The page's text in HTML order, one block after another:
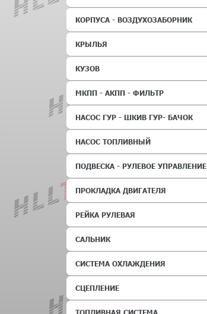
КОРПУСА - ВОЗДУХОЗАБОРНИК
КРЫЛЬЯ
КУЗОВ
МКПП - АКПП - ФИЛЬТР
НАСОС ГУР - ШКИВ ГУР- БАЧОК
НАСОС ТОПЛИВНЫЙ
ПОДВЕСКА - РУЛЕВОЕ УПРАВЛЕНИЕ
ПРОКЛАДКА ДВИГАТЕЛЯ
РЕЙКА РУЛЕВАЯ
САЛЬНИК
СИСТЕМА ОХЛАЖДЕНИЯ
СЦЕПЛЕНИЕ
ТОПЛИВНАЯ СИСТЕМА